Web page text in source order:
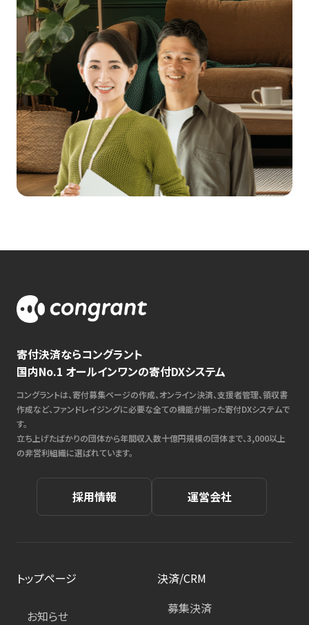
寄付決済ならコングラント
国内No.1 オールインワンの寄付DXシステム
コングラントは、寄付募集ページの作成、オンライン決済、支援者管理、領収書
作成など、ファンドレイジングに必要な全ての機能が揃った寄付DXシステムで
す。
立ち上げたばかりの団体から年間収入数十億円規模の団体まで、3,000以上
の非営利組織に選ばれています。
採用情報 運営会社
トップページ
お知らせ
決済/CRM
募集決済